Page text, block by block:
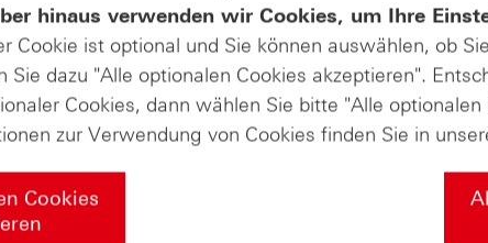
hinaus verwenden wir Cookies, um Ihre
Cookie ist optional und Sie können auswählen, ob
Sie dazu "Alle optionalen Cookies akzeptieren".
Cookies, dann wählen Sie bitte "Alle optionalen
zur Verwendung von Cookies finden Sie in
Cookies